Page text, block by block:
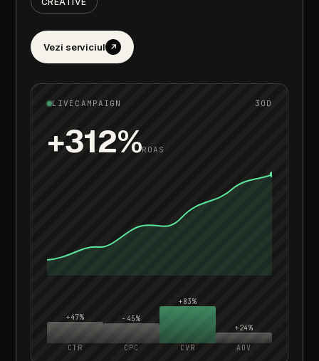
Vezi serviciul ↗
LIVE CAMPAIGN 30D
+312%ROAS
+47%
CTR
−45%
CPC
+83%
CVR
+24%
AOV